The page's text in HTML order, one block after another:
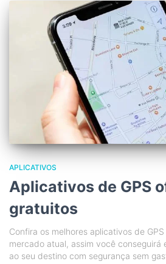
APLICATIVOS
Aplicativos de GPS
gratuitos
Confira os melhores aplicativos de
mercado atual, assim você conseguirá
ao seu destino com segurança sem